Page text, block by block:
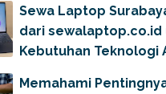
Sewa Laptop
dari sewalaptop.co.id
Kebutuhan Teknologi
Memahami